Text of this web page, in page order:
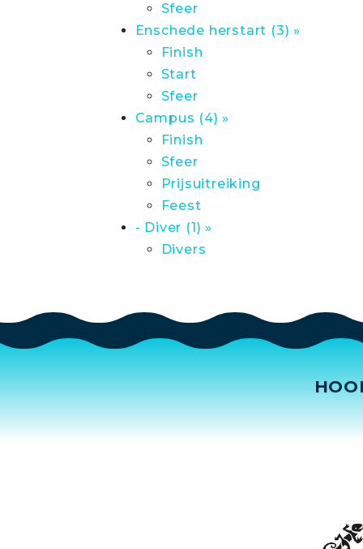
Sfeer
Enschede herstart (3) »
Finish
Start
Sfeer
Campus (4) »
Finish
Sfeer
Prijsuitreiking
Feest
- Diver (1) »
Divers